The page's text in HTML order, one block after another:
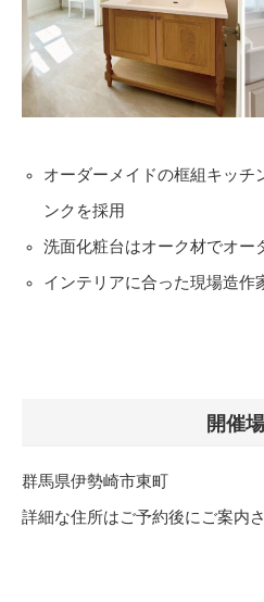
オーダーメイドの框組キッチ
ンクを採用
洗面化粧台はオーク材でオー
インテリアに合った現場造作
開催
群馬県伊勢崎市東町
詳細な住所はご予約後にご案内